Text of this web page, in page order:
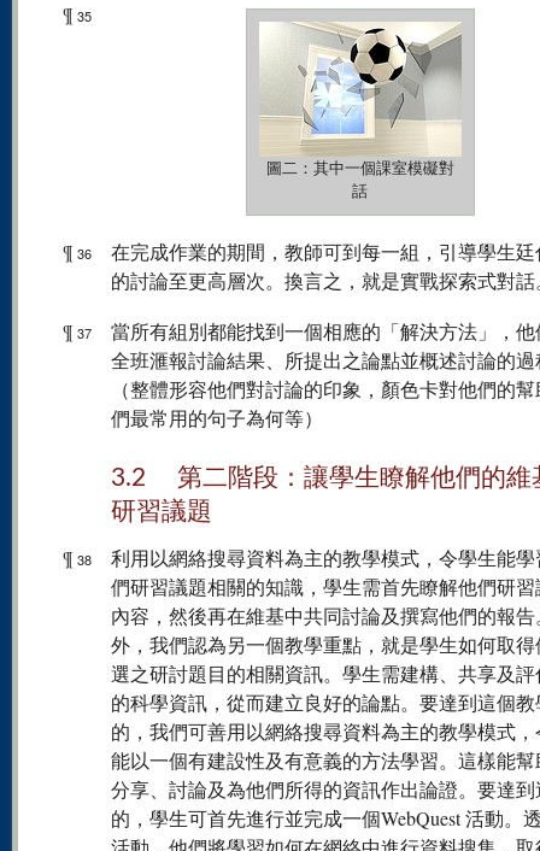
¶ 35
圖二：其中一個課室模礙對
話
¶ 36
在完成作業的期間，教師可到每一組，引導學生
的討論至更高層次。換言之，就是實戰探索式對話
¶ 37
當所有組別都能找到一個相應的「解決方法」，
全班滙報討論結果、所提出之論點並概述討論的過
（整體形容他們對討論的印象，顏色卡對他們的
們最常用的句子為何等）
3.2 第二階段：讓學生瞭解他們的維
研習議題
¶ 38
利用以網絡搜尋資料為主的教學模式，令學生能
們研習議題相關的知識，學生需首先瞭解他們研
內容，然後再在維基中共同討論及撰寫他們的報告
外，我們認為另一個教學重點，就是學生如何取
選之研討題目的相關資訊。學生需建構、共享及
的科學資訊，從而建立良好的論點。要達到這個教
的，我們可善用以網絡搜尋資料為主的教學模式
能以一個有建設性及有意義的方法學習。這樣能
分享、討論及為他們所得的資訊作出論證。要達
的，學生可首先進行並完成一個WebQuest 活動。